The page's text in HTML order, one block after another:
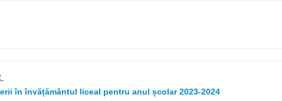
în învățământul liceal pentru anul școlar 2023-2024